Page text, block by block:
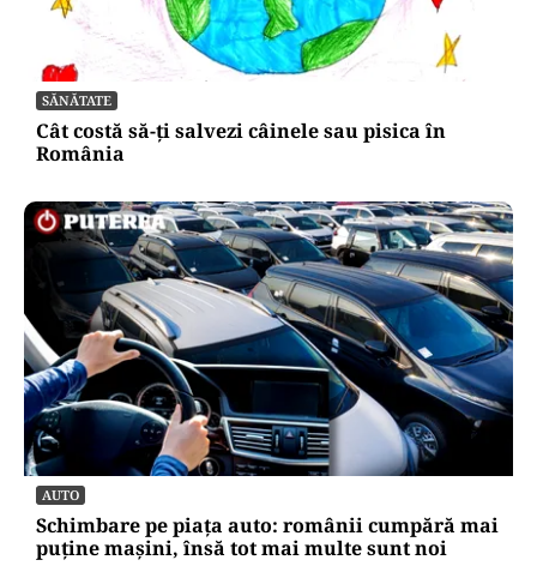
SĂNĂTATE
Cât costă să-ți salvezi câinele sau pisica în
România
AUTO
Schimbare pe piața auto: românii cumpără mai
puține mașini, însă tot mai multe sunt noi